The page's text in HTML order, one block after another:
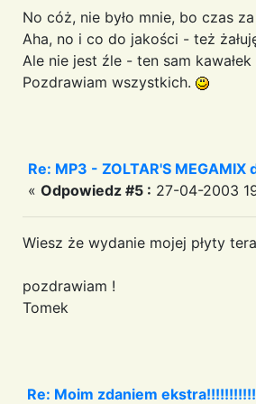
No cóż, nie było mnie, bo czas
Aha, no i co do jakości - też
Ale nie jest źle - ten sam
Pozdrawiam wszystkich.
Re: MP3 - ZOLTAR'S MEGAMIX
« Odpowiedz #5 : 27-04-2003
Wiesz że wydanie mojej płyty
pozdrawiam !
Tomek
Re: Moim zdaniem